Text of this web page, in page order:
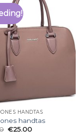
HANDTAS
handtas
€25.00